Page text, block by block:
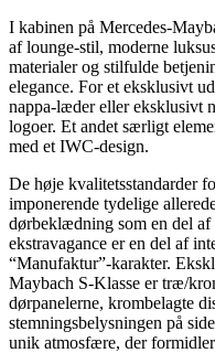
I kabinen på Mercedes-
af lounge-stil, moderne
materialer og stilfulde
elegance. For et eksklusivt
nappa-læder eller eksklusivt
logoer. Et andet særligt
med et IWC-design.
De høje kvalitetsstandarder
imponerende tydelige
dørbeklædning som en del af
ekstravagance er en del af
“Manufaktur”-karakter.
Maybach S-Klasse er træ/
dørpanelerne, krombelagte
stemningsbelysningen på
unik atmosfære, der